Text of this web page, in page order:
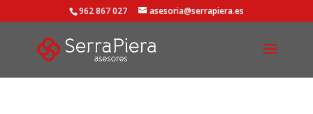
962 867 027 asesoria@serrapiera.es